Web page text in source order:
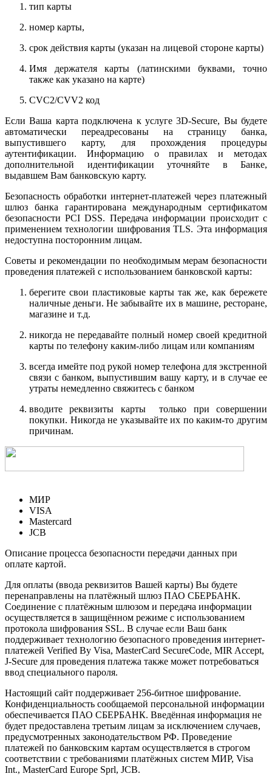
тип карты
номер карты,
срок действия карты (указан на лицевой стороне карты)
Имя держателя карты (латинскими буквами, точно
также как указано на карте)
CVC2/CVV2 код
Если Ваша карта подключена к услуге 3D-Secure, Вы будете
автоматически переадресованы на страницу банка,
выпустившего карту, для прохождения процедуры
аутентификации. Информацию о правилах и методах
дополнительной идентификации уточняйте в Банке,
выдавшем Вам банковскую карту.
Безопасность обработки интернет-платежей через платежный
шлюз банка гарантирована международным сертификатом
безопасности PCI DSS. Передача информации происходит с
применением технологии шифрования TLS. Эта информация
недоступна посторонним лицам.
Советы и рекомендации по необходимым мерам безопасности
проведения платежей с использованием банковской карты:
берегите свои пластиковые карты так же, как бережете
наличные деньги. Не забывайте их в машине, ресторане,
магазине и т.д.
никогда не передавайте полный номер своей кредитной
карты по телефону каким-либо лицам или компаниям
всегда имейте под рукой номер телефона для экстренной
связи с банком, выпустившим вашу карту, и в случае ее
утраты немедленно свяжитесь с банком
вводите реквизиты карты только при совершении
покупки. Никогда не указывайте их по каким-то другим
причинам.
МИР
VISA
Mastercard
JCB
Описание процесса безопасности передачи данных при
оплате картой.
Для оплаты (ввода реквизитов Вашей карты) Вы будете
перенаправлены на платёжный шлюз ПАО СБЕРБАНК.
Соединение с платёжным шлюзом и передача информации
осуществляется в защищённом режиме с использованием
протокола шифрования SSL. В случае если Ваш банк
поддерживает технологию безопасного проведения интернет-
платежей Verified By Visa, MasterCard SecureCode, MIR Accept,
J-Secure для проведения платежа также может потребоваться
ввод специального пароля.
Настоящий сайт поддерживает 256-битное шифрование.
Конфиденциальность сообщаемой персональной информации
обеспечивается ПАО СБЕРБАНК. Введённая информация не
будет предоставлена третьим лицам за исключением случаев,
предусмотренных законодательством РФ. Проведение
платежей по банковским картам осуществляется в строгом
соответствии с требованиями платёжных систем МИР, Visa
Int., MasterCard Europe Sprl, JCB.